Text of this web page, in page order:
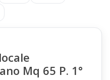
Mq 65 P. 1°